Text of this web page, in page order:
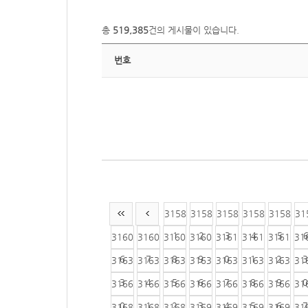
총 519,385건의 게시물이 있습니다.
번호
3158
1
3158
2
3158
3
3158
4
3158
5 6
3160
6
3160
7
3160
8
3160
9
3161
0
3161
1
3161
2 3
3163
3
3163
4
3163
5
3163
6
3163
7
3163
8
3163
9 0
3166
0
3166
1
3166
2
3166
3
3166
4
3166
5
3166
6 7